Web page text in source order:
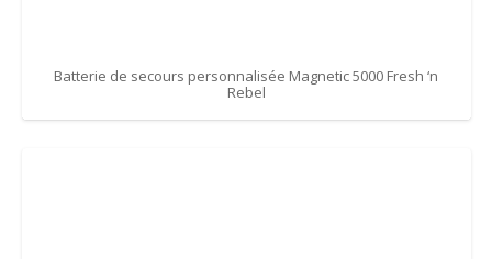
Batterie de secours personnalisée Magnetic 5000 Fresh ‘n
Rebel